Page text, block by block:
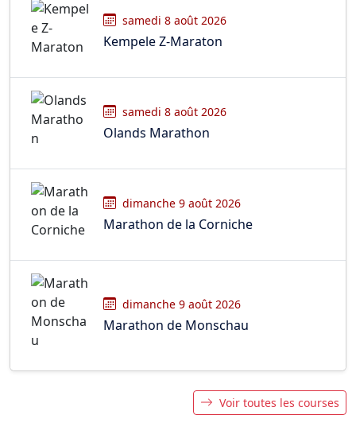
samedi 8 août 2026
Kempele Z-Maraton
samedi 8 août 2026
Olands Marathon
dimanche 9 août 2026
Marathon de la Corniche
dimanche 9 août 2026
Marathon de Monschau
Voir toutes les courses